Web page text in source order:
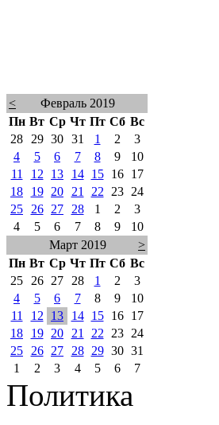
<
Февраль 2019
Пн Вт Ср Чт Пт Сб Вс
28
29 30 31 1 2
3
4
5 6 7 8 9
10
11
12 13 14 15 16
17
18
19 20 21 22 23
24
25
26 27 28 1 2
3
4
5 6 7 8 9
10
Март 2019
>
Пн Вт Ср Чт Пт Сб Вс
25
26 27 28 1 2
3
4
5 6 7 8 9
10
11
12 13 14 15 16
17
18
19 20 21 22 23
24
25
26 27 28 29 30 31
1
2 3 4 5 6 7
Политика